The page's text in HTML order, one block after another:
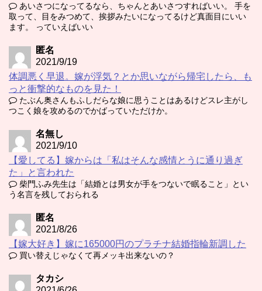
あいさつになってるなら、ちゃんとあいさつすればいい。 手を
取って、目をみつめて、挨拶みたいになってるけど真面目にいい
ます。 っていえばいい
匿名
2021/9/19
体調悪く早退。嫁が浮気？とか思いながら帰宅したら、も
っと衝撃的なものを見た！
たぶん奥さんもふしだらな娘に思うことはあるけどスレ主がし
つこく娘を攻めるのでかばっていただけか。
名無し
2021/9/10
【愛してる】嫁からは「私はそんな感情とうに通り過ぎ
た」と言われた
柴門ふみ先生は「結婚とは男女が手をつないで眠ること」とい
う名言を残しておられる
匿名
2021/8/26
【嫁大好き】嫁に165000円のプラチナ結婚指輪新調した
買い替えじゃなくて再メッキ出来ないの？
タカシ